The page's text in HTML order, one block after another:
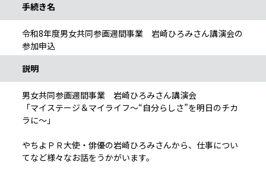
手続き名
令和8年度男女共同参画週間事業 岩崎ひろみさん講演会の
参加申込
説明
男女共同参画週間事業 岩崎ひろみさん講演会
「マイステージ＆マイライフ～“自分らしさ”を明日のチカ
ラに～」
やちよＰＲ大使・俳優の岩崎ひろみさんから、仕事につい
てなど様々なお話をうかがいます。